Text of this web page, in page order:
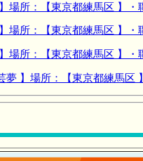
所：【東京都練馬区 】・
所：【東京都練馬区 】・
所：【東京都練馬区 】・
】場所：【東京都練馬区